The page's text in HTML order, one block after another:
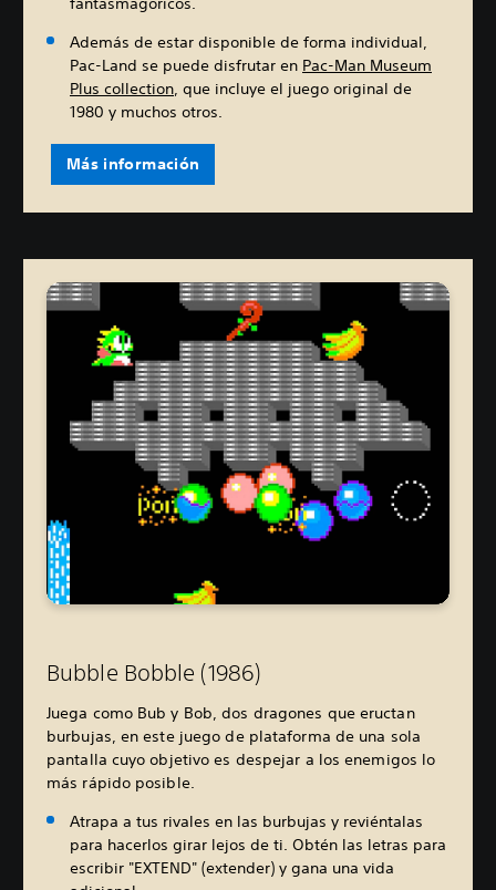
Además de estar disponible de forma individual,
Pac-Land se puede disfrutar en Pac-Man Museum
Plus collection, que incluye el juego original de
1980 y muchos otros.
Más información
Bubble Bobble (1986)
Juega como Bub y Bob, dos dragones que eructan
burbujas, en este juego de plataforma de una sola
pantalla cuyo objetivo es despejar a los enemigos lo
más rápido posible.
Atrapa a tus rivales en las burbujas y reviéntalas
para hacerlos girar lejos de ti. Obtén las letras para
escribir "EXTEND" (extender) y gana una vida